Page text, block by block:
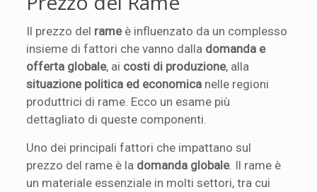
Il prezzo del rameè influenzato da un complesso
insieme di fattori che vanno dalla domanda e
offerta globale, ai costi di produzione, alla
situazione politica ed economica nelle regioni
produttrici di rame. Ecco un esame più
dettagliato di queste componenti.
Uno dei principali fattori che impattano sul
prezzo del rame è la domanda globale. Il rame è
un materiale essenziale in molti settori, tra cui